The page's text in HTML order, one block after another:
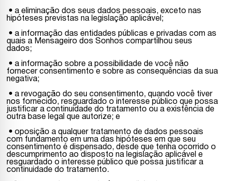
• a eliminação dos seus dados pessoais, exceto nas
hipóteses previstas na legislação aplicável;
• a informação das entidades públicas e privadas com as
quais a Mensageiro dos Sonhos compartilhou seus
dados;
• a informação sobre a possibilidade de você não
fornecer consentimento e sobre as consequências da sua
negativa;
• a revogação do seu consentimento, quando você tiver
nos fornecido, resguardado o interesse público que possa
justificar a continuidade do tratamento ou a existência de
outra base legal que autorize; e
• oposição a qualquer tratamento de dados pessoais
com fundamento em uma das hipóteses em que seu
consentimento é dispensado, desde que tenha ocorrido o
descumprimento ao disposto na legislação aplicável e
resguardado o interesse público que possa justificar a
continuidade do tratamento.